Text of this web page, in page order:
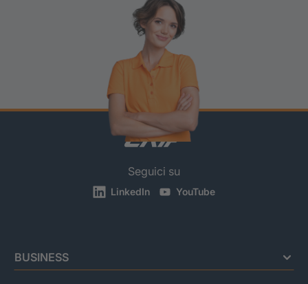
Seguici su
LinkedIn YouTube
BUSINESS